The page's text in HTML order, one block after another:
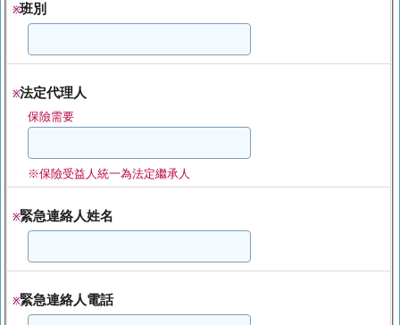
※班別
※法定代理人
保險需要
※保險受益人統一為法定繼承人
※緊急連絡人姓名
※緊急連絡人電話